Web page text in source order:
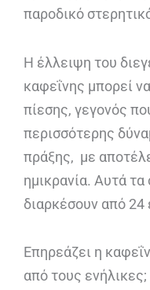
παροδικό
Η έλλειψη του
καφεΐνης μπορεί
πίεσης, γεγονός
περισσότερης
πράξης, με
ημικρανία. Αυτά
διαρκέσουν από
Επηρεάζει η
από τους ενήλικες;